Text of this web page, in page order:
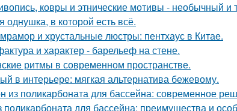
ковры и этнические мотивы - необычный
однушка, в которой есть всё.
и хрустальные люстры: пентхаус в Китае.
и характер - барельеф на стене.
ритмы в современном пространстве.
в интерьере: мягкая альтернатива бежевому.
из поликарбоната для бассейна: современное
поликарбоната для бассейна: преимущества и